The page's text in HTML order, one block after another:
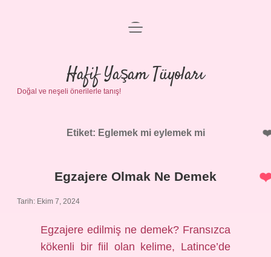
Anasayfa
Gizlilik Politikası
Yasal Uyarı
menüyü
Hafif Yaşam Tüyoları
Doğal ve neşeli önerilerle tanış!
Etiket: Eglemek mi eylemek mi
Egzajere Olmak Ne Demek
Tarih: Ekim 7, 2024
Egzajere edilmiş ne demek? Fransızca
kökenli bir fiil olan kelime, Latince’de